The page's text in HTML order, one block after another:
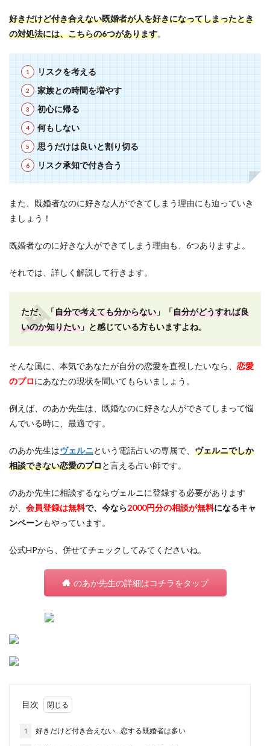
好きだけど付き合えない既婚者が人を好きになってしまったとき
の対処法には、こちらの6つがあります。
リスクを考える
家族との時間を増やす
初心に帰る
何もしない
思うだけは良いと割り切る
リスク承知で付き合う
また、既婚者なのに好きな人ができてしまう理由にも迫っていき
ましょう！
既婚者なのに好きな人ができてしまう理由も、6つありますよ。
それでは、詳しく解説して行きます。
ただ、「自分で考えても分からない 」「自分がどうすれば良
いのか知りたい 」と感じている方もいますよね。
そんな風に、本気であなたが自分の恋愛を直視したいなら、 恋愛
のプロにあなたの現状を聞いてもらいましょう。
例えば、のあか先生は、既婚なのに好きな人ができてしまって悩
んでいる時に、最適です。
のあか先生はヴェルニという電話占いの専属で、 ヴェルニでしか
相談できない恋愛のプロと言える占い師です。
のあか先生に相談するならヴェルニに登録する必要があります
が、 会員登録は無料で、今なら2000円分の相談が無料になるキャ
ンペーンもやっています。
公式HPから、併せてチェックしてみてくださいね。
のあか先生の詳細はコチラをタップ
目次
1 好きだけど付き合えない…恋する既婚者は多い